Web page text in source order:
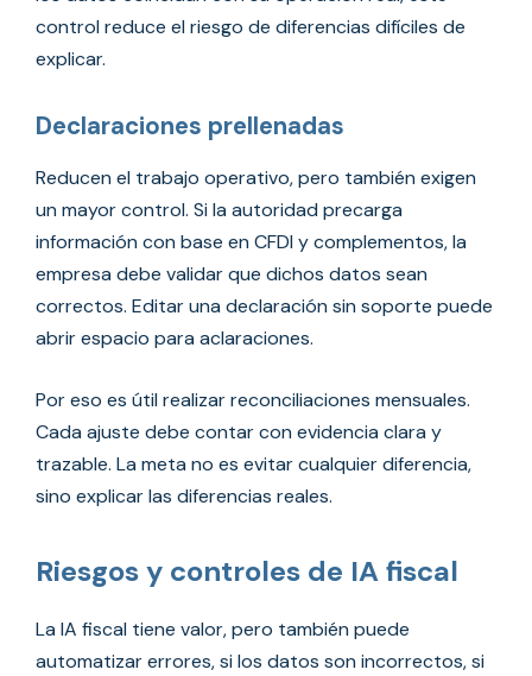
control reduce el riesgo de diferencias difíciles de
explicar.
Declaraciones prellenadas
Reducen el trabajo operativo, pero también exigen
un mayor control. Si la autoridad precarga
información con base en CFDI y complementos, la
empresa debe validar que dichos datos sean
correctos. Editar una declaración sin soporte puede
abrir espacio para aclaraciones.
Por eso es útil realizar reconciliaciones mensuales.
Cada ajuste debe contar con evidencia clara y
trazable. La meta no es evitar cualquier diferencia,
sino explicar las diferencias reales.
Riesgos y controles de IA fiscal
La IA fiscal tiene valor, pero también puede
automatizar errores, si los datos son incorrectos, si